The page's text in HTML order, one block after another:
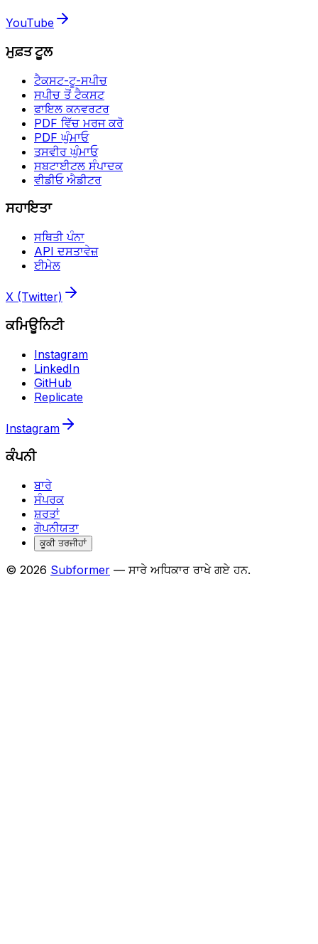
YouTube
ਮੁਫ਼ਤ ਟੂਲ
ਟੈਕਸਟ-ਟੂ-ਸਪੀਚ
ਸਪੀਚ ਤੋਂ ਟੈਕਸਟ
ਫਾਇਲ ਕਨਵਰਟਰ
PDF ਵਿੱਚ ਮਰਜ ਕਰੋ
PDF ਘੁੰਮਾਓ
ਤਸਵੀਰ ਘੁੰਮਾਓ
ਸਬਟਾਈਟਲ ਸੰਪਾਦਕ
ਵੀਡੀਓ ਐਡੀਟਰ
ਸਹਾਇਤਾ
ਸਥਿਤੀ ਪੰਨਾ
API ਦਸਤਾਵੇਜ਼
ਈਮੇਲ
X (Twitter)
ਕਮਿਊਨਿਟੀ
Instagram
LinkedIn
GitHub
Replicate
Instagram
ਕੰਪਨੀ
ਬਾਰੇ
ਸੰਪਰਕ
ਸ਼ਰਤਾਂ
ਗੋਪਨੀਯਤਾ
ਕੂਕੀ ਤਰਜੀਹਾਂ
© 2026 Subformer — ਸਾਰੇ ਅਧਿਕਾਰ ਰਾਖੇ ਗਏ ਹਨ.